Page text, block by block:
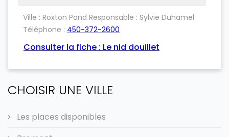
Ville : Roxton Pond Responsable : Sylvie Duhamel
Téléphone : 450-372-2600
Consulter la fiche : Le nid douillet
CHOISIR UNE VILLE
Les places disponibles